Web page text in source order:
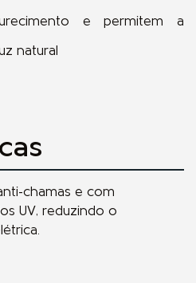
e permitem a
natural
chamas e com
UV, reduzindo o